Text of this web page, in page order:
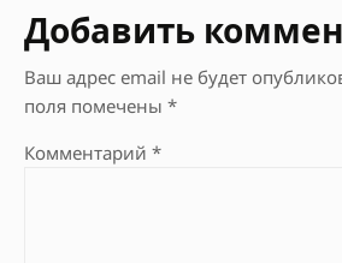
Добавить
Ваш адрес email не будет
поля помечены *
Комментарий *